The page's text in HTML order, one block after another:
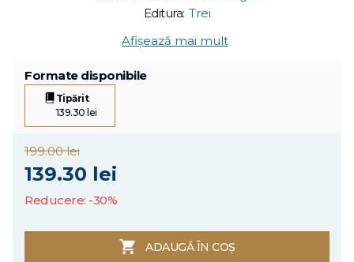
Editura: Trei
Afișează mai mult
Formate disponibile
Tipărit
139.30 lei
199.00 lei
139.30 lei
Reducere: -30%
ADAUGĂ ÎN COȘ